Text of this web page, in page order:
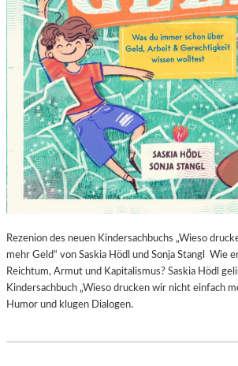
Rezenion des neuen Kindersachbuchs „Wieso
mehr Geld“ von Saskia Hödl und Sonja Stangl Wie
Reichtum, Armut und Kapitalismus? Saskia Hödl
Kindersachbuch „Wieso drucken wir nicht einfach
Humor und klugen Dialogen.